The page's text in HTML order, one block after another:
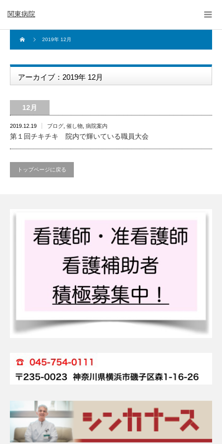
関東病院
2019年 12月
アーカイブ：2019年 12月
12月
2019.12.19 ブログ 催し物 病院案内
第１回チキチキ 院内で輝いている職員大会
トップページに戻る